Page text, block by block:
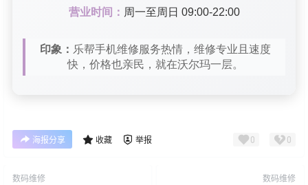
营业时间： 周一至周日 09:00-22:00
印象： 乐帮手机维修服务热情，维修专业且速度
快，价格也亲民，就在沃尔玛一层。
海报分享 收藏 举报 0 0
数码维修 数码维修